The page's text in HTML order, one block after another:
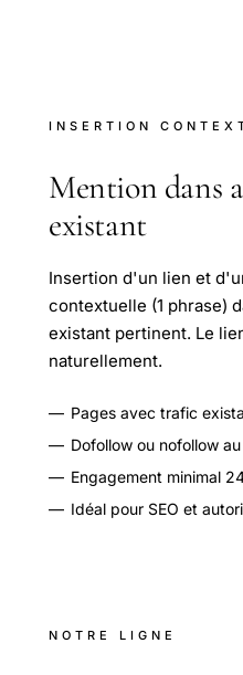
INSERTION
Mention dans
existant
Insertion d'un lien et
contextuelle (1 phrase)
existant pertinent. Le
naturellement.
— Pages avec trafic
— Dofollow ou nofollow
— Engagement minimal
— Idéal pour SEO et
NOTRE LIGNE